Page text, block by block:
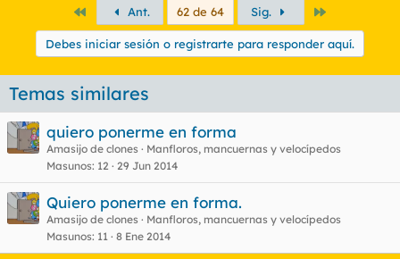
PrimeroAnt. 62 de 64 Sig.
Debes iniciar sesión o registrarte para responder aquí.
Temas similares
quiero ponerme en forma
Amasijo de clones
Manfloros, mancuernas y velocípedos
Masunos 12 29 Jun 2014
Quiero ponerme en forma.
Amasijo de clones
Manfloros, mancuernas y velocípedos
Masunos 11 8 Ene 2014